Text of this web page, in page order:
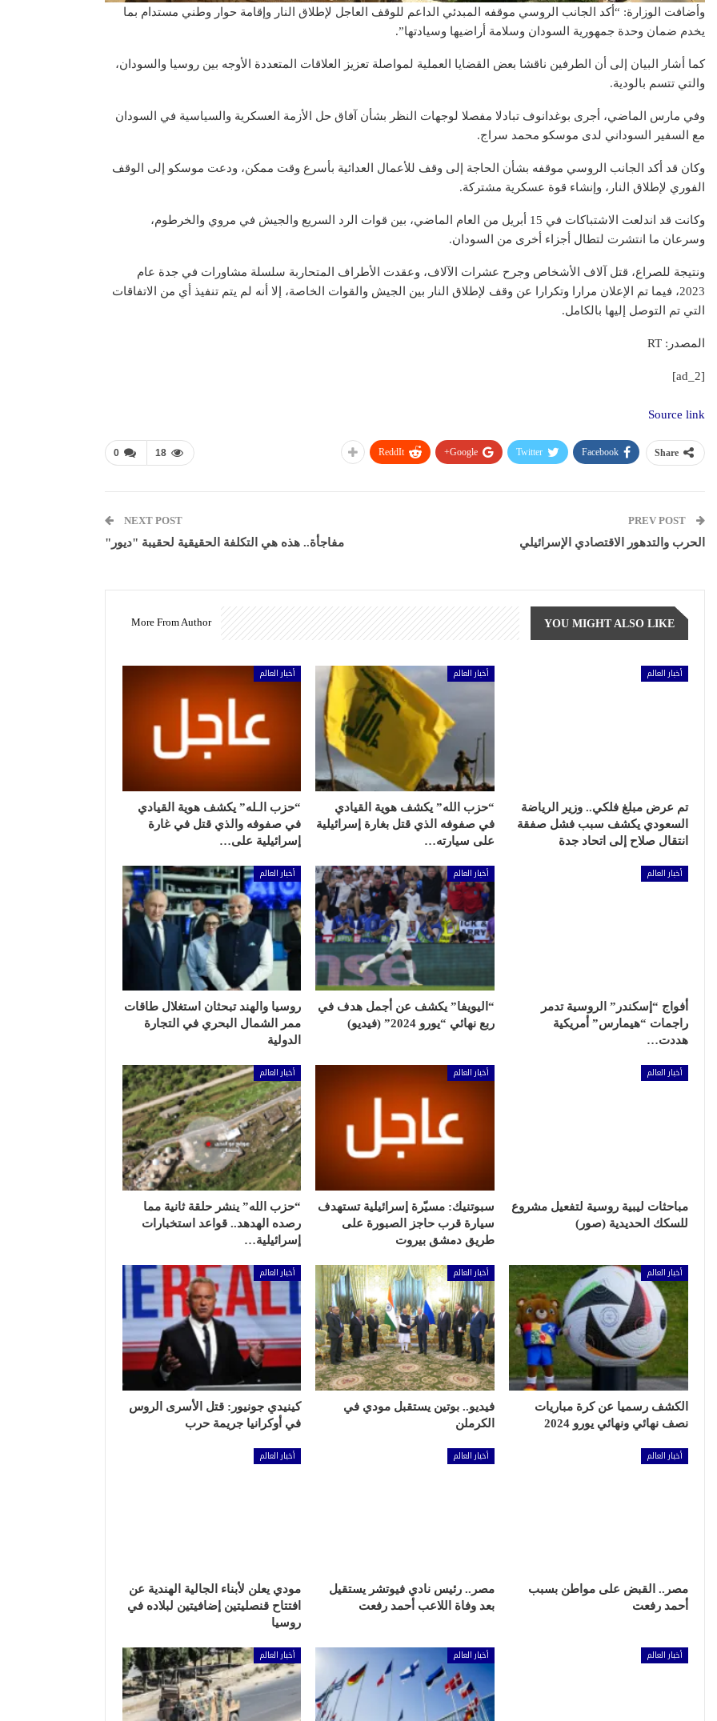
وأضافت الوزارة: “أكد الجانب الروسي موقفه المبدئي الداعم للوقف العاجل لإطلاق النار وإقامة حوار وطني مستدام بما
يخدم ضمان وحدة جمهورية السودان وسلامة أراضيها وسيادتها”.
كما أشار البيان إلى أن الطرفين ناقشا بعض القضايا العملية لمواصلة تعزيز العلاقات المتعددة الأوجه بين روسيا والسودان،
والتي تتسم بالودية.
وفي مارس الماضي، أجرى بوغدانوف تبادلا مفصلا لوجهات النظر بشأن آفاق حل الأزمة العسكرية والسياسية في السودان
مع السفير السوداني لدى موسكو محمد سراج.
وكان قد أكد الجانب الروسي موقفه بشأن الحاجة إلى وقف للأعمال العدائية بأسرع وقت ممكن، ودعت موسكو إلى الوقف
الفوري لإطلاق النار، وإنشاء قوة عسكرية مشتركة.
وكانت قد اندلعت الاشتباكات في 15 أبريل من العام الماضي، بين قوات الرد السريع والجيش في مروي والخرطوم،
وسرعان ما انتشرت لتطال أجزاء أخرى من السودان.
ونتيجة للصراع، قتل آلاف الأشخاص وجرح عشرات الآلاف، وعقدت الأطراف المتحاربة سلسلة مشاورات في جدة عام
2023، فيما تم الإعلان مرارا وتكرارا عن وقف لإطلاق النار بين الجيش والقوات الخاصة، إلا أنه لم يتم تنفيذ أي من الاتفاقات
التي تم التوصل إليها بالكامل.
المصدر: RT
[ad_2]
Source link
0 18 Share
Facebook
Twitter
Google+
ReddIt
الحرب والتدهور الاقتصادي الإسرائيلي
NEXT POST
مفاجأة.. هذه هي التكلفة الحقيقية لحقيبة "ديور"
YOU MIGHT ALSO LIKE
More From Author
أخبار العالم
تم عرض مبلغ فلكي.. وزير الرياضة
السعودي يكشف سبب فشل صفقة
انتقال صلاح إلى اتحاد جدة
أخبار العالم
“حزب الله” يكشف هوية القيادي
في صفوفه الذي قتل بغارة إسرائيلية
على سيارته…
أخبار العالم
“حزب الـله” يكشف هوية القيادي
في صفوفه والذي قتل في غارة
إسرائيلية على…
أخبار العالم
أفواج “إسكندر” الروسية تدمر
راجمات “هيمارس” أمريكية
هددت…
أخبار العالم
“اليويفا” يكشف عن أجمل هدف في
ربع نهائي “يورو 2024” (فيديو)
أخبار العالم
روسيا والهند تبحثان استغلال طاقات
ممر الشمال البحري في التجارة
الدولية
أخبار العالم
مباحثات ليبية روسية لتفعيل مشروع
للسكك الحديدية (صور)
أخبار العالم
سبوتنيك: مسيّرة إسرائيلية تستهدف
سيارة قرب حاجز الصبورة على
طريق دمشق بيروت
أخبار العالم
“حزب الله” ينشر حلقة ثانية مما
رصده الهدهد.. قواعد استخبارات
إسرائيلية…
أخبار العالم
الكشف رسميا عن كرة مباريات
نصف نهائي ونهائي يورو 2024
أخبار العالم
فيديو.. بوتين يستقبل مودي في
الكرملن
أخبار العالم
كينيدي جونيور: قتل الأسرى الروس
في أوكرانيا جريمة حرب
أخبار العالم
مصر.. القبض على مواطن بسبب
أحمد رفعت
أخبار العالم
مصر.. رئيس نادي فيوتشر يستقيل
بعد وفاة اللاعب أحمد رفعت
أخبار العالم
مودي يعلن لأبناء الجالية الهندية عن
افتتاح قنصليتين إضافيتين لبلاده في
روسيا
أخبار العالم أخبار العالم أخبار العالم